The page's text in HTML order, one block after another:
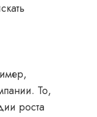
То,
роста